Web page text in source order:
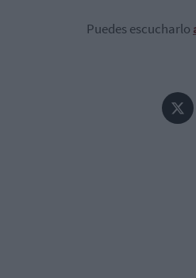
Puedes escucharlo